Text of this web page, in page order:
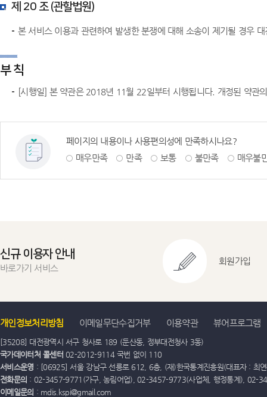
제 20 조 (관할법원)
본 서비스 이용과 관련하여 발생한 분쟁에 대해 소송이 제기될 경우
부 칙
[시행일] 본 약관은 2018년 11월 22일부터 시행됩니다. 개정된 약관
페이지의 내용이나 사용편의성에 만족하시나요?
매우만족
만족 보통 불만족 매우불
신규 이용자 안내
바로가기 서비스
회원가입
개인정보처리방침 이메일무단수집거부 이용약관 뷰어프로그램
[35208] 대전광역시 서구 청사로 189 (둔산동, 정부대전청사 3동)
국가데이터처 콜센터 02-2012-9114 국번 없이 110
서비스운영 : [06925] 서울 강남구 선릉로 612, 6층, (재)한국통계진흥원(대표자 : 최
전화문의 : 02-3457-9771(가구, 농림어업), 02-3457-9773(사업체, 행정통계), 02-
이메일문의 : mdis.kspi@gmail.com